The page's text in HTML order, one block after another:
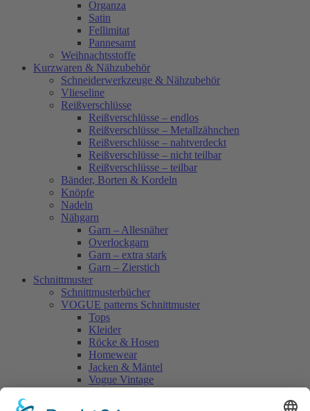
Organza
Satin
Fellimitat
Pannesamt
Weihnachtsstoffe
Kurzwaren & Nähzubehör
Schneiderwerkzeuge & Nähzubehör
Vlieseline
Reißverschlüsse
Reißverschlüsse – endlos
Reißverschlüsse – Metallzähnchen
Reißverschlüsse – nahtverdeckt
Reißverschlüsse – nicht teilbar
Reißverschlüsse – teilbar
Bänder, Borten & Kordeln
Knöpfe
Nadeln
Nähgarn
Garn – Allesnäher
Overlockgarn
Garn – extra stark
Garn – Zierstich
Schnittmuster
Schnittmusterbücher
VOGUE patterns Schnittmuster
Tops
Kleider
Röcke & Hosen
Homewear
Jacken & Mäntel
Vogue Vintage